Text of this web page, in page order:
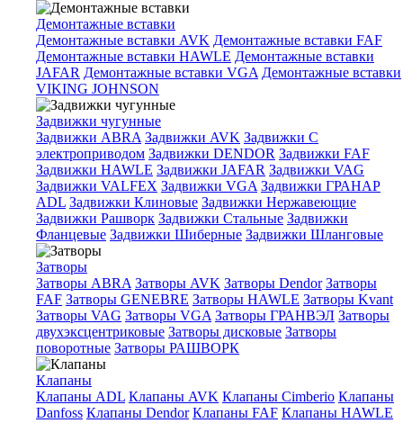
Демонтажные вставки
Демонтажные вставки AVK Демонтажные вставки FAF
Демонтажные вставки HAWLE Демонтажные вставки
JAFAR Демонтажные вставки VGA Демонтажные вставки
VIKING JOHNSON
Задвижки чугунные
Задвижки ABRA Задвижки AVK Задвижки C
электроприводом Задвижки DENDOR Задвижки FAF
Задвижки HAWLE Задвижки JAFAR Задвижки VAG
Задвижки VALFEX Задвижки VGA Задвижки ГРАНАР
ADL Задвижки Клиновые Задвижки Нержавеющие
Задвижки Рашворк Задвижки Стальные Задвижки
Фланцевые Задвижки Шиберные Задвижки Шланговые
Затворы
Затворы ABRA Затворы AVK Затворы Dendor Затворы
FAF Затворы GENEBRE Затворы HAWLE Затворы Kvant
Затворы VAG Затворы VGA Затворы ГРАНВЭЛ Затворы
двухэксцентриковые Затворы дисковые Затворы
поворотные Затворы РАШВОРК
Клапаны
Клапаны ADL Клапаны AVK Клапаны Cimberio Клапаны
Danfoss Клапаны Dendor Клапаны FAF Клапаны HAWLE